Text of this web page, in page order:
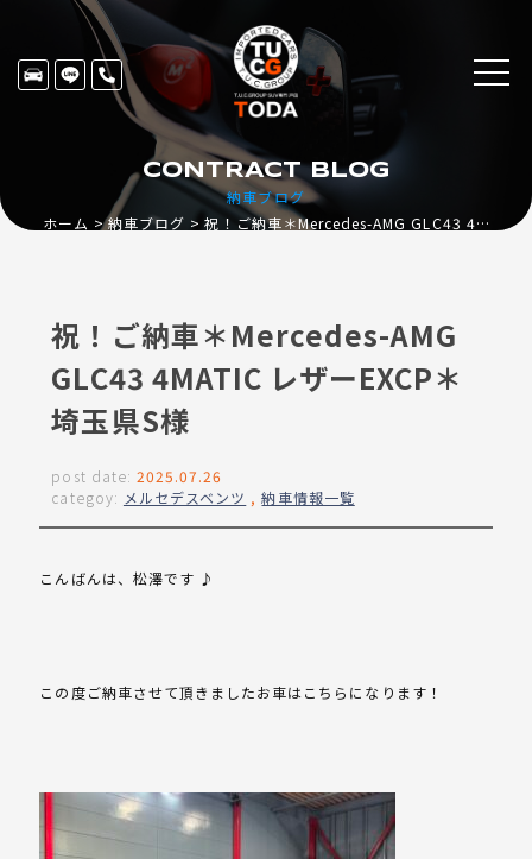
納車ブログ
CONTRACT BLOG
ホーム 納車ブログ 祝！ご納車＊Mercedes-AMG GLC43 4MATIC レザーEXCP＊埼玉県S様
祝！ご納車＊Mercedes-AMG
GLC43 4MATIC レザーEXCP＊
埼玉県S様
post date: 2025.07.26
categoy: メルセデスベンツ ,納車情報一覧
こんばんは、松澤です ♪
この度ご納車させて頂きましたお車はこちらになります！